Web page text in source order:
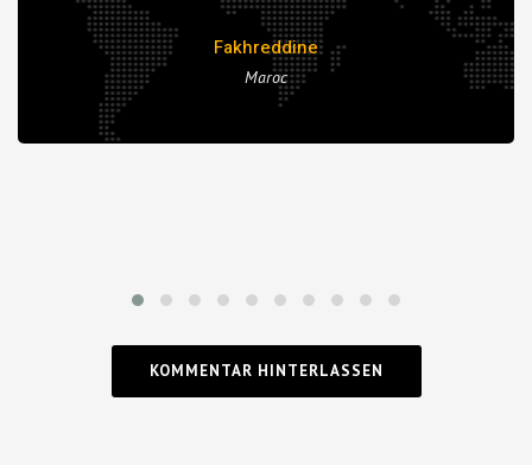
Fakhreddine
Maroc
KOMMENTAR HINTERLASSEN